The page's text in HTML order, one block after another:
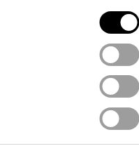
geographical location which
scanning it for specific
data is processed and set
and ads, to provide social
We also share information
media, advertising and
with other information that